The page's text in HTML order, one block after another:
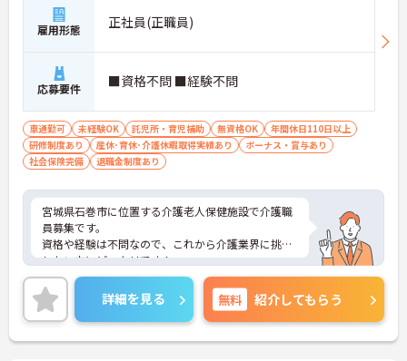
雇用形態 正社員(正職員)
応募要件 ■資格不問 ■経験不問
車通勤可 未経験OK 託児所・育児補助 無資格OK
年間休日110日以上
研修制度あり
産休･育休･介護休暇取得実績あり
ボーナス・賞与あり
社会保険完備
退職金制度あり
宮城県石巻市に位置する介護老人保健施設で介護職
員募集です。
資格や経験は不問なので、これから介護業界に挑戦
したい方にピッタリです！
また、昇給賞与あり！頑張りはしっかり評価される
環境です♪
ご興味のある方はご面接のポイントお伝えしますの
でご気軽にお問い合わせください。
詳細を見る 無料 紹介してもらう